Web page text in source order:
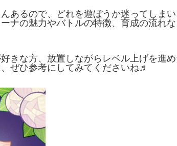
あるので、どれを遊ぼうか迷ってしま
ナの魅力やバトルの特徴、育成の流れ
きな方、放置しながらレベル上げを進
ぜひ参考にしてみてくださいね♬